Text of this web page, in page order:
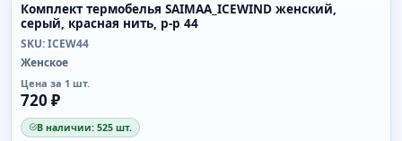
Комплект термобелья SAIMAA_ICEWIND женский,
серый, красная нить, р-р 44
SKU: ICEW44
Женское
Цена за 1 шт.
720 ₽
В наличии: 525 шт.